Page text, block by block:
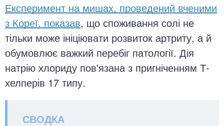
Експеримент на мишах, проведений вченими
з Кореї, показав, що споживання солі не
тільки може ініціювати розвиток артриту, а й
обумовлює важкий перебіг патології. Дія
натрію хлориду пов'язана з пригніченням Т-
хелперів 17 типу.